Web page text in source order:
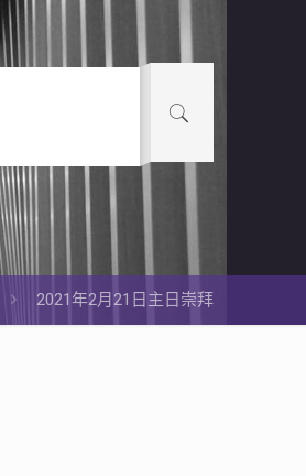
2021年2月21日主日崇拜